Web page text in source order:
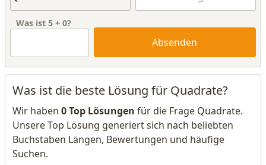
Was ist 5 + 0?
Absenden
Was ist die beste Lösung für Quadrate?
Wir haben 0 Top Lösungen für die Frage Quadrate.
Unsere Top Lösung generiert sich nach beliebten
Buchstaben Längen, Bewertungen und häufige
Suchen.